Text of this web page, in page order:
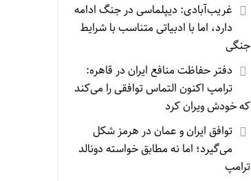
غریب‌آبادی: دیپلماسی در جنگ ادامه
دارد، اما با ادبیاتی متناسب با شرایط
جنگی
دفتر حفاظت منافع ایران در قاهره:
ترامپ اکنون التماس توافقی را می‌کند
که خودش ویران کرد
توافق ایران و عمان در هرمز شکل
می‌گیرد؛ اما نه مطابق خواسته دونالد
ترامپ